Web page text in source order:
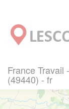
France Travail
(49440) - fr